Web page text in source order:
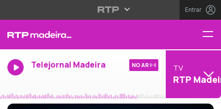
Entrar
Telejornal Madeira NO AR TV
RTP